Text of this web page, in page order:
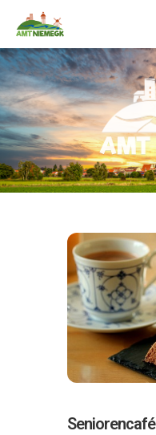
Seniorencafé